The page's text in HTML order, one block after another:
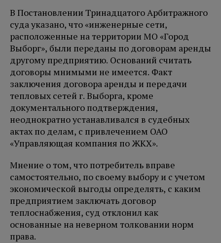
В Постановлении Тринадцатого Арбитражного
суда указано, что «инженерные сети,
расположенные на территории МО «Город
Выборг», были переданы по договорам аренды
другому предприятию. Оснований считать
договоры мнимыми не имеется. Факт
заключения договора аренды и передачи
тепловых сетей г. Выборга, кроме
документального подтверждения,
неоднократно устанавливался в судебных
актах по делам, с привлечением ОАО
«Управляющая компания по ЖКХ».
Мнение о том, что потребитель вправе
самостоятельно, по своему выбору и с учетом
экономической выгоды определять, с каким
предприятием заключать договор
теплоснабжения, суд отклонил как
основанные на неверном толковании норм
права.